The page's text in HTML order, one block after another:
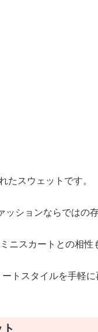
スウェットです。
ションならではの存
スカートとの相性
トスタイルを手軽に